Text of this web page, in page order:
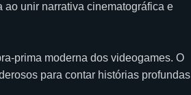
unir narrativa cinematográfica e
prima moderna dos videogames. O
para contar histórias profundas